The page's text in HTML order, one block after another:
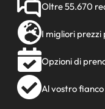
Oltre 55.670
I migliori
Opzioni di
Al vostro